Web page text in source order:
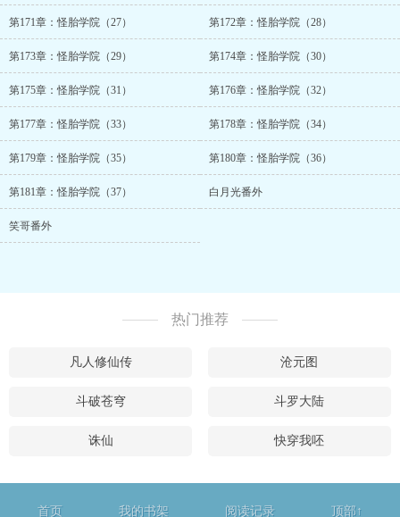
第171章：怪胎学院（27） 第172章：怪胎学院（28）
第173章：怪胎学院（29） 第174章：怪胎学院（30）
第175章：怪胎学院（31） 第176章：怪胎学院（32）
第177章：怪胎学院（33） 第178章：怪胎学院（34）
第179章：怪胎学院（35） 第180章：怪胎学院（36）
第181章：怪胎学院（37） 白月光番外
笑哥番外
热门推荐
凡人修仙传 沧元图
斗破苍穹 斗罗大陆
诛仙 快穿我呸
首页 我的书架 阅读记录 顶部↑